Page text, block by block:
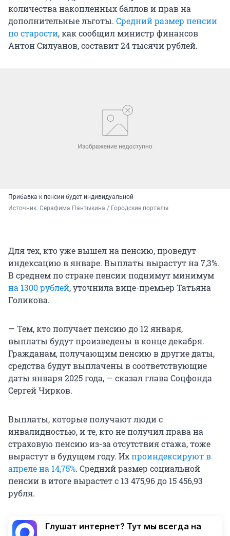
количества накопленных баллов и прав на
дополнительные льготы. Средний размер пенсии
по старости, как сообщил министр финансов
Антон Силуанов, составит 24 тысячи рублей.
Прибавка к пенсии будет индивидуальной
Источник: Серафима Пантыкина / Городские порталы
Для тех, кто уже вышел на пенсию, проведут
индексацию в январе. Выплаты вырастут на 7,3%.
В среднем по стране пенсии поднимут минимум
на 1300 рублей, уточнила вице-премьер Татьяна
Голикова.
— Тем, кто получает пенсию до 12 января,
выплаты будут произведены в конце декабря.
Гражданам, получающим пенсию в другие даты,
средства будут выплачены в соответствующие
даты января 2025 года, — сказал глава Соцфонда
Сергей Чирков.
Выплаты, которые получают люди с
инвалидностью, и те, кто не получил права на
страховую пенсию из-за отсутствия стажа, тоже
вырастут в будущем году. Ихпроиндексируют в
апреле на 14,75%. Средний размер социальной
пенсии в итоге вырастет с 13 475,96 до 15 456,93
рубля.
Глушат интернет? Тут мы всегда на